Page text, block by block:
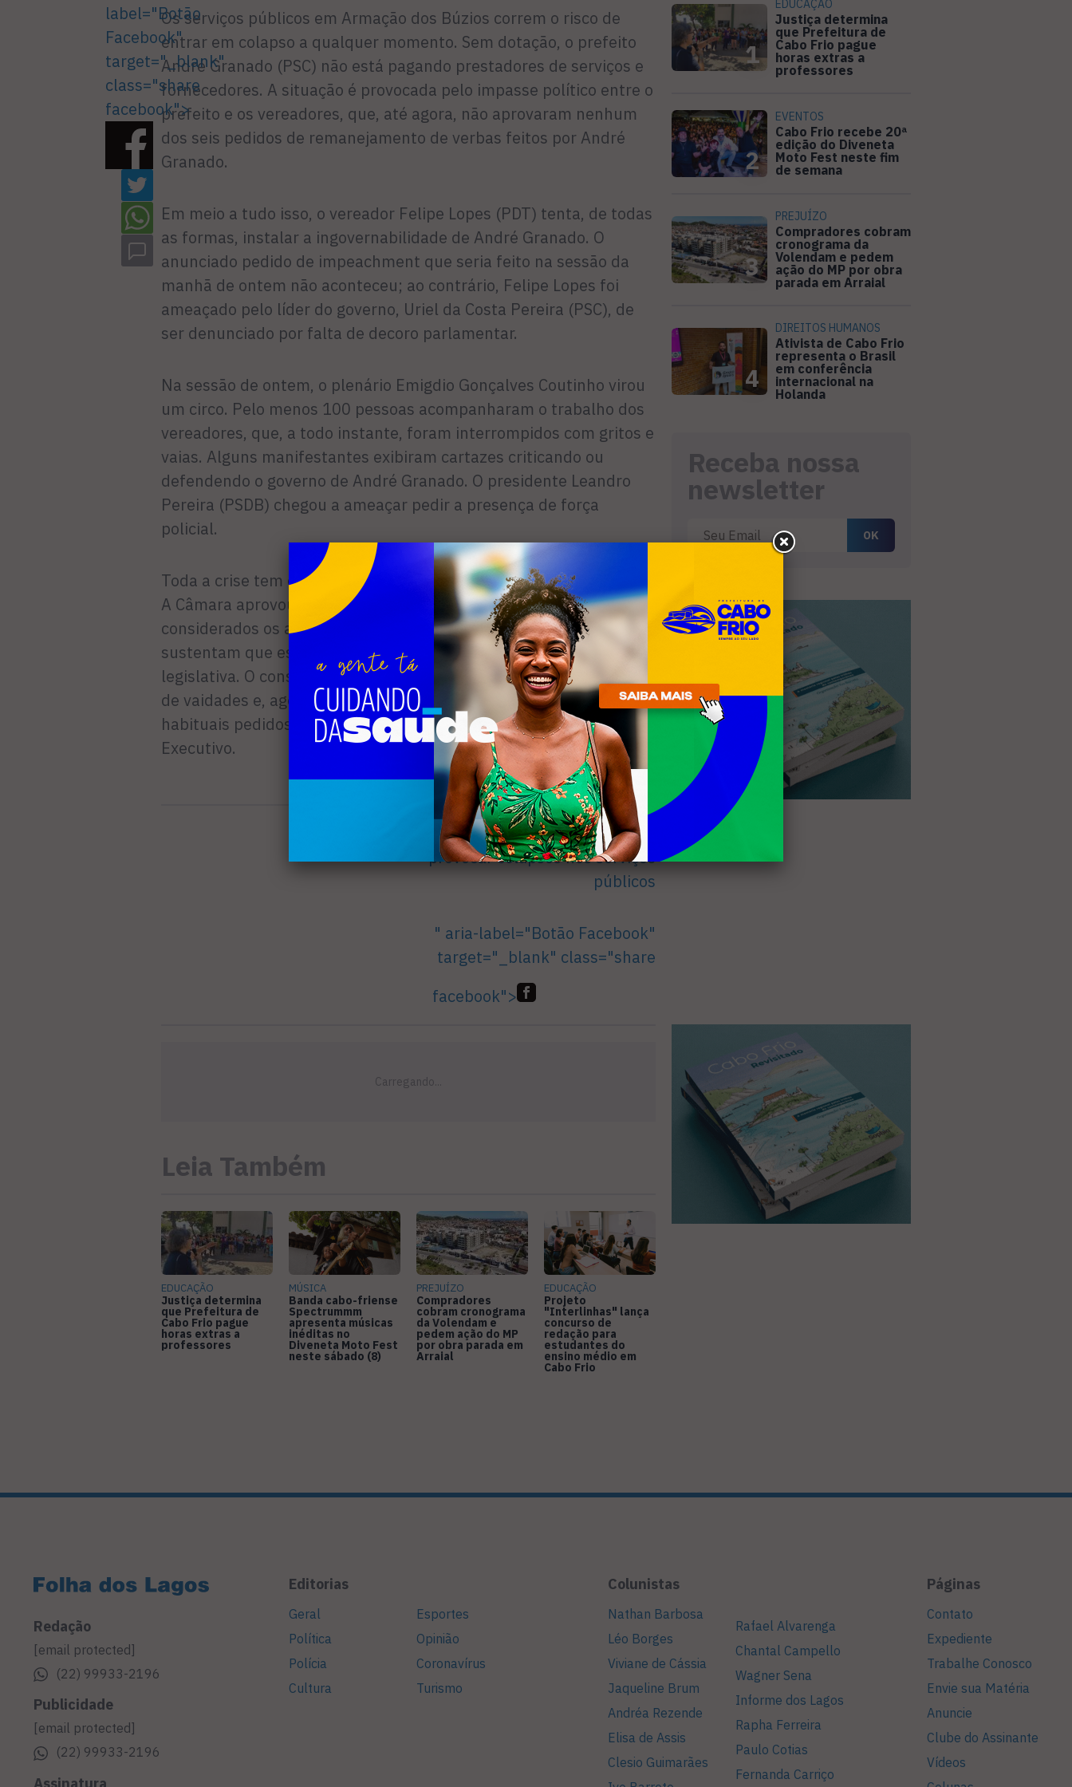
label="Botão
Facebook"
target="_blank"
class="share
facebook">
Os serviços públicos em Armação dos Búzios correm o risco de
entrar em colapso a qualquer momento. Sem dotação, o prefeito
André Granado (PSC) não está pagando prestadores de serviços e
fornecedores. A situação é provocada pelo impasse político entre o
prefeito e os vereadores, que, até agora, não aprovaram nenhum
dos seis pedidos de remanejamento de verbas feitos por André
Granado.
Em meio a tudo isso, o vereador Felipe Lopes (PDT) tenta, de todas
as formas, instalar a ingovernabilidade de André Granado. O
anunciado pedido de impeachment que seria feito na sessão da
manhã de ontem não aconteceu; ao contrário, Felipe Lopes foi
ameaçado pelo líder do governo, Uriel da Costa Pereira (PSC), de
ser denunciado por falta de decoro parlamentar.
Na sessão de ontem, o plenário Emigdio Gonçalves Coutinho virou
um circo. Pelo menos 100 pessoas acompanharam o trabalho dos
vereadores, que, a todo instante, foram interrompidos com gritos e
vaias. Alguns manifestantes exibiram cartazes criticando ou
defendendo o governo de André Granado. O presidente Leandro
Pereira (PSDB) chegou a ameaçar pedir a presença de força
policial.
Toda a crise tem como origem a previsão orçamentária deste ano.
A Câmara aprovou orçamento de R$ 210 milhões, mas, se forem
considerados os anexos, chega a R$250 milhões. Vereadores
sustentam que estes anexos não foram enviados para a apreciação
legislativa. O conserto técnico da questão, no entanto, virou briga
de vaidades e, agora, ninguém se entende, sequer para aprovar os
habituais pedidos de remanejamento de verbas sempre feitos pelo
Executivo.
Crise política em Búzios pode
provocar colapsos nos serviços
públicos
" aria-label="Botão Facebook"
target="_blank" class="share
facebook">
1
EDUCAÇÃO
Justiça determina
que Prefeitura de
Cabo Frio pague
horas extras a
professores
2
EVENTOS
Cabo Frio recebe 20ª
edição do Diveneta
Moto Fest neste fim
de semana
3
PREJUÍZO
Compradores cobram
cronograma da
Volendam e pedem
ação do MP por obra
parada em Arraial
4
DIREITOS HUMANOS
Ativista de Cabo Frio
representa o Brasil
em conferência
internacional na
Holanda
Receba nossa
newsletter
Leia Também
EDUCAÇÃO
Justiça determina
que Prefeitura de
Cabo Frio pague
horas extras a
professores
MÚSICA
Banda cabo-friense
Spectrummm
apresenta músicas
inéditas no
Diveneta Moto Fest
neste sábado (8)
PREJUÍZO
Compradores
cobram cronograma
da Volendam e
pedem ação do MP
por obra parada em
Arraial
EDUCAÇÃO
Projeto
"Interlinhas" lança
concurso de
redação para
estudantes do
ensino médio em
Cabo Frio
Redação
[email protected]
(22) 99933-2196
Publicidade
[email protected]
(22) 99933-2196
Editorias
Geral
Política
Polícia
Cultura
Esportes
Opinião
Coronavírus
Turismo
Colunistas
Nathan Barbosa
Léo Borges
Viviane de Cássia
Jaqueline Brum
Andréa Rezende
Elisa de Assis
Clesio Guimarães
Rafael Alvarenga
Chantal Campello
Wagner Sena
Informe dos Lagos
Rapha Ferreira
Paulo Cotias
Fernanda Carriço
Páginas
Contato
Expediente
Trabalhe Conosco
Envie sua Matéria
Anuncie
Clube do Assinante
Vídeos